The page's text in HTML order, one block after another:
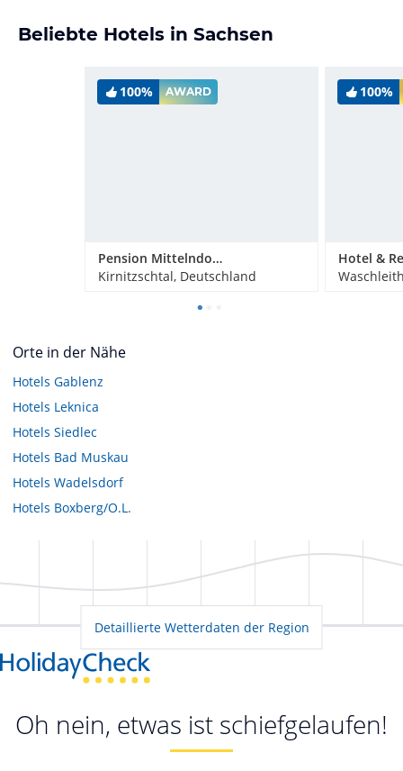
Beliebte Hotels in Sachsen
100% AWARD
Pension Mittelndorfer Mühle
Kirnitzschtal, Deutschland
100%
Orte in der Nähe
Hotels Gablenz
Hotels Leknica
Hotels Siedlec
Hotels Bad Muskau
Hotels Wadelsdorf
Hotels Boxberg/O.L.
Detaillierte Wetterdaten der Region
Oh nein, etwas ist schiefgelaufen!